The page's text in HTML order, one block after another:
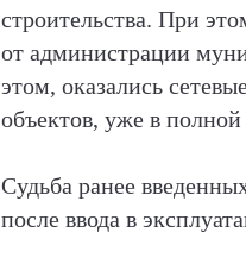
строительства. При
от администрации
этом, оказались
объектов, уже в
Судьба ранее
после ввода в